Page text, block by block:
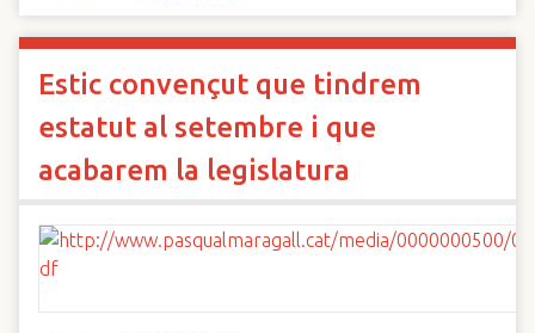
Estic convençut que tindrem
estatut al setembre i que
acabarem la legislatura